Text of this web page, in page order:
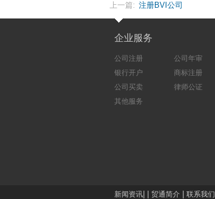
上一篇: 注册BVI公司
企业服务
公司注册
公司年审
银行开户
商标注册
公司买卖
律师公证
其他服务
新闻资讯 贸通简介 联系我们